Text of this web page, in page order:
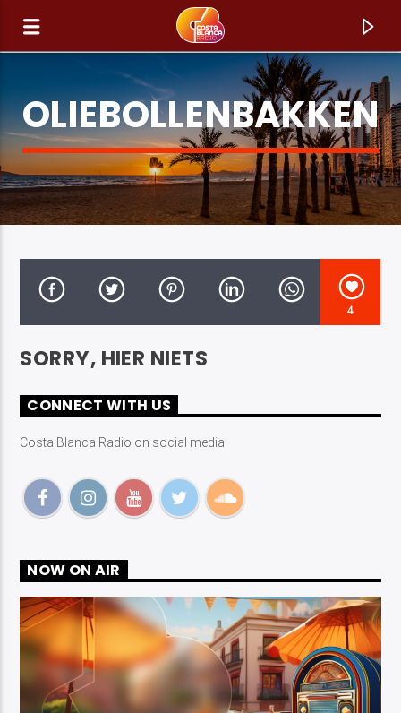
TITEL
OLIEBOLLENBAKKEN
4
SORRY, HIER NIETS
CONNECT WITH US
Costa Blanca Radio on social media
NOW ON AIR